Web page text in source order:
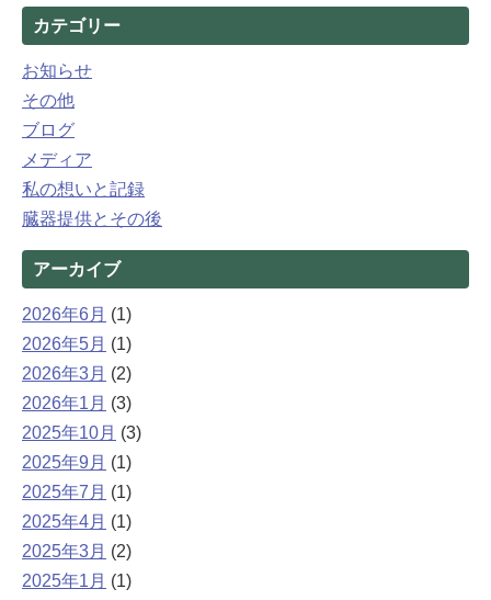
カテゴリー
お知らせ
その他
ブログ
メディア
私の想いと記録
臓器提供とその後
アーカイブ
2026年6月 (1)
2026年5月 (1)
2026年3月 (2)
2026年1月 (3)
2025年10月 (3)
2025年9月 (1)
2025年7月 (1)
2025年4月 (1)
2025年3月 (2)
2025年1月 (1)